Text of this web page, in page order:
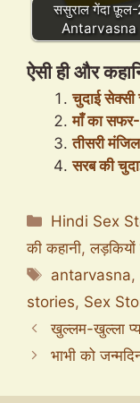
ससुराल गेंदा
Antarvasna
ऐसी ही और
चुदाई
माँ का
तीसरी
सरब की
Categories
Hindi Sex
की कहानी,लड़कियों
Tags
antarvasna,
stories, Sex
खुल्लम-खुल्ला
भाभी को